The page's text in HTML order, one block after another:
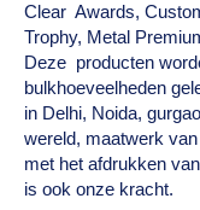
Clear Awards,
Trophy, Metal
Deze producten
bulkhoeveelheden
in Delhi, Noida,
wereld, maatwerk
met het afdrukken
is ook onze kracht.